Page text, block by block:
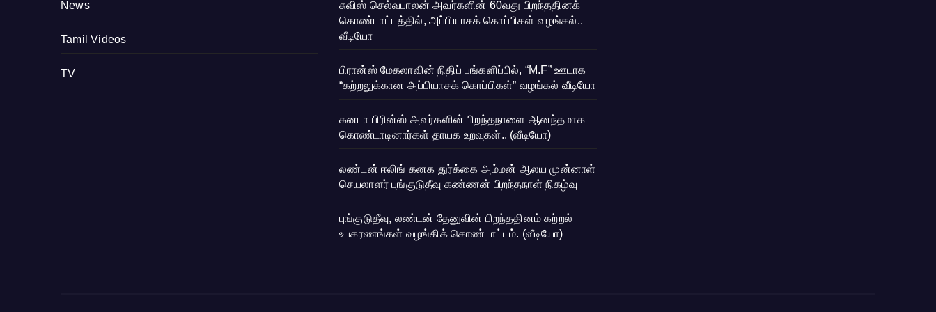
News
Tamil Videos
TV
சுவிஸ் செல்வபாலன் அவர்களின் 60வது பிறந்ததினக்
கொண்டாட்டத்தில், அப்பியாசக் கொப்பிகள் வழங்கல்..
வீடியோ
பிரான்ஸ் மேகலாவின் நிதிப் பங்களிப்பில், “M.F” ஊடாக
“கற்றலுக்கான அப்பியாசக் கொப்பிகள்” வழங்கல் வீடியோ
கனடா பிரின்ஸ் அவர்களின் பிறந்தநாளை ஆனந்தமாக
கொண்டாடினார்கள் தாயக உறவுகள்.. (வீடியோ)
லண்டன் ஈலிங் கனக துர்க்கை அம்மன் ஆலய முன்னாள்
செயலாளர் புங்குடுதீவு கண்ணன் பிறந்தநாள் நிகழ்வு
புங்குடுதீவு, லண்டன் தேனுவின் பிறந்ததினம் கற்றல்
உபகரணங்கள் வழங்கிக் கொண்டாட்டம். (வீடியோ)